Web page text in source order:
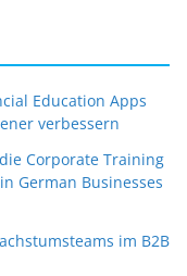
Education Apps
verbessern
Corporate Training
German Businesses
im B2B